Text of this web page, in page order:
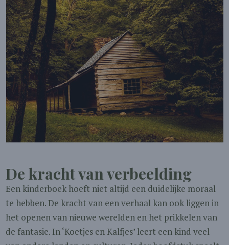
De kracht van verbeelding
Een kinderboek hoeft niet altijd een duidelijke moraal
te hebben. De kracht van een verhaal kan ook liggen in
het openen van nieuwe werelden en het prikkelen van
de fantasie. In ‘Koetjes en Kalfjes’ leert een kind veel